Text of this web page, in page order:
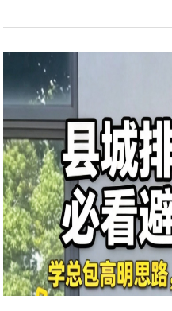
规范化变革。新
的标准，更明确
化、智能化水平”